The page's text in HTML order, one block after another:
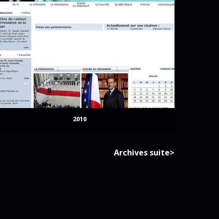
2010
Archives suite>